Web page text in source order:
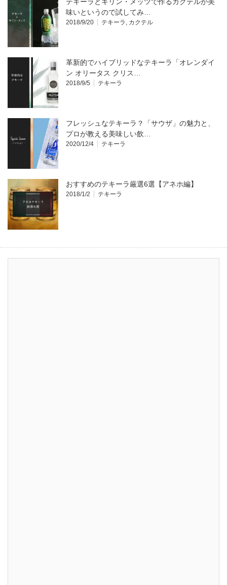
味いというので試してみ…
2018/9/20 テキーラ カクテル
革新的でハイブリッドなテキーラ「オレンダイ
ン オリータス クリス…
2018/9/5 テキーラ
フレッシュなテキーラ？「サウザ」の魅力と、
プロが教える美味しい飲…
2020/12/4 テキーラ
おすすめのテキーラ厳選6選【アネホ編】
2018/1/2 テキーラ